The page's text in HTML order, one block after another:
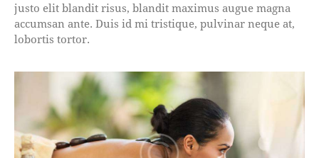
justo elit blandit risus, blandit maximus augue magna
accumsan ante. Duis id mi tristique, pulvinar neque at,
lobortis tortor.